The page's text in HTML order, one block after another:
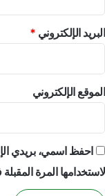
البريد الإلكتروني *
الموقع الإلكتروني
احفظ اسمي، بريدي
لاستخدامها المرة